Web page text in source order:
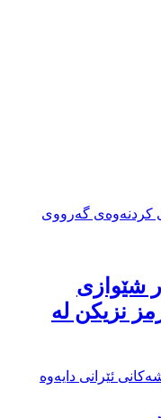
شێوازی
نزیكن لە